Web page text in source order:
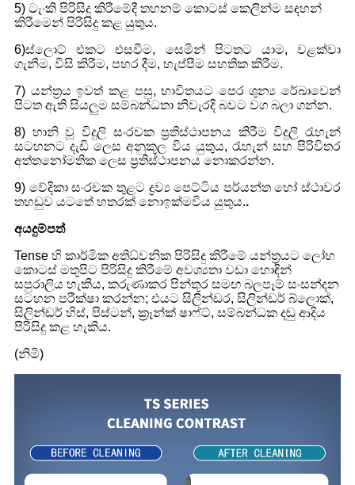
5) ටැංකි පිරිසිදු කිරීමේදී තහනම් කොටස් කෙලින්ම සඳහන්
කිරීමෙන් පිරිසිදු කළ යුතුය.
6)ස්ලොට් එකට එසවීම, සෙමින් පිටතට යාම, වළක්වා
ගැනීම, විසි කිරීම, පහර දීම, හැප්පීම සහතික කිරීම.
7) යන්ත්‍රය ඉවත් කළ පසු, භාවිතයට පෙර ශුන්‍ය රේඛාවෙන්
පිටත ඇති සියලුම සම්බන්ධතා නිවැරදි බවට වග බලා ගන්න.
8) හානි වූ විදුලි සංරචක ප්‍රතිස්ථාපනය කිරීම විදුලි රැහැන්
සටහනට දැඩි ලෙස අනුකූල විය යුතුය, රැහැන් සහ පිරිවිතර
අත්තනෝමතික ලෙස ප්‍රතිස්ථාපනය නොකරන්න.
9) වේදිකා සංරචක තුළට ද්‍රව්‍ය පෙට්ටිය පර්යන්ත හෝ ස්ථාවර
තහඩුව යටතේ හතරක් නොඉක්මවිය යුතුය..
අයදුම්පත්
Tense හි කාර්මික අතිධ්වනික පිරිසිදු කිරීමේ යන්ත්‍රයට ලෝහ
කොටස් මතුපිට පිරිසිදු කිරීමේ අවශ්‍යතා වඩා හොඳින්
සපුරාලිය හැකිය, කරුණාකර පින්තූර සමඟ බලපෑම් සංසන්දන
සටහන පරීක්ෂා කරන්න; එයට සිලින්ඩර, සිලින්ඩර් බ්ලොක්,
සිලින්ඩර් හිස්, පිස්ටන්, ක්‍රෑන්ක් ෂාෆ්ට්, සම්බන්ධක දඬු ආදිය
පිරිසිදු කළ හැකිය.
(නිමි)